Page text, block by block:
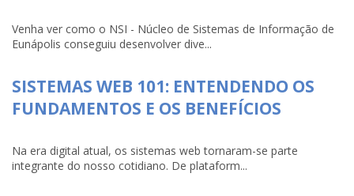
Venha ver como o NSI - Núcleo de Sistemas de Informação de
Eunápolis conseguiu desenvolver dive...
SISTEMAS WEB 101: ENTENDENDO OS
FUNDAMENTOS E OS BENEFÍCIOS
Na era digital atual, os sistemas web tornaram-se parte
integrante do nosso cotidiano. De plataform...